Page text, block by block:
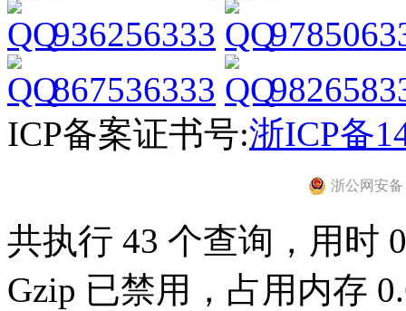
936256333
867536333
ICP备案证书号:浙ICP备
浙公网安备
共执行 43 个查询，用时
Gzip 已禁用，占用内存